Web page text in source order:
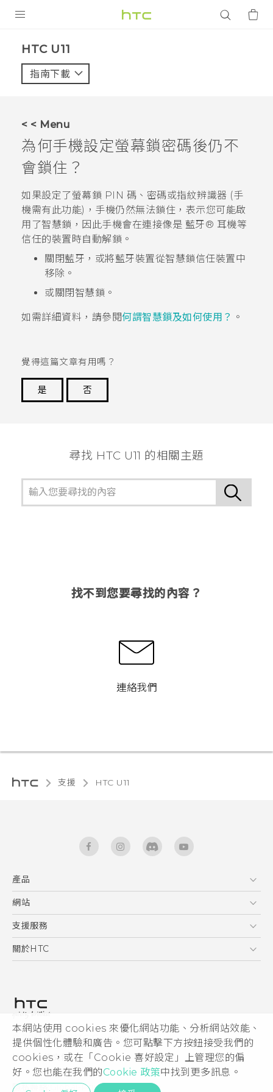
本網站使用 cookies 來優化網站功能、分析網站效能、
提供個性化體驗和廣告。您可點擊下方按鈕接受我們的
cookies，或在「Cookie 喜好設定」上管理您的偏
好。您也能在我們的Cookie 政策中找到更多訊息。
VIVE
VIVERSE
應用程式
支援服務
登入
HTC U11‎
指南下載
< < Menu
為何手機設定螢幕鎖密碼後仍不
會鎖住？
如果設定了螢幕鎖 PIN 碼、密碼或指紋辨識器 (手
機需有此功能)，手機仍然無法鎖住，表示您可能啟
用了智慧鎖，因此手機會在連接像是 藍牙® 耳機等
信任的裝置時自動解鎖。
關閉藍牙 ，或將藍牙裝置從智慧鎖信任裝置中
移除。
或關閉智慧鎖。
如需詳細資料，請參閱何謂智慧鎖及如何使用？ 。
覺得這篇文章有用嗎？
是
否
尋找 HTC U11 的相關主題
找不到您要尋找的內容？
連絡我們
支援 HTC U11‎
產品
5G
智能手機
區塊鍊手機
網站
HTC Dev
HTC Research
支援服務
服務中心
關於HTC
私隱政策
產品安全
加入HTC
Security and Privacy Whitepaper
© 2011-2026 HTC Corporation
HTC 法律文件
隱私聯絡: Global-Privacy@htc.com